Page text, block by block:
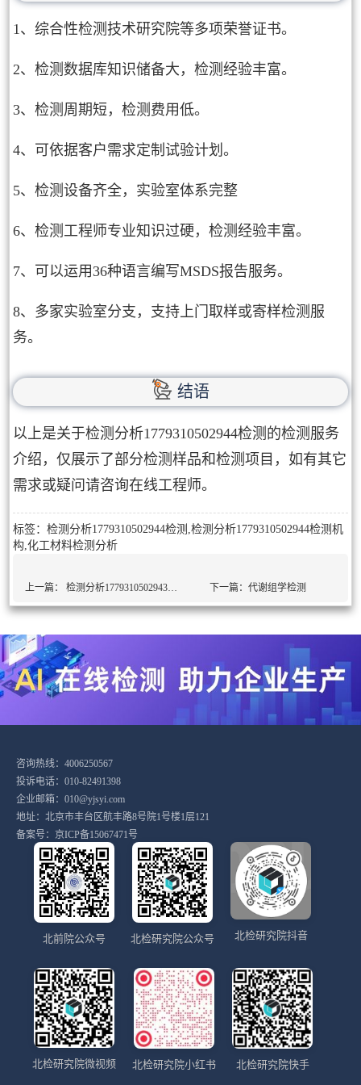
1、综合性检测技术研究院等多项荣誉证书。
2、检测数据库知识储备大，检测经验丰富。
3、检测周期短，检测费用低。
4、可依据客户需求定制试验计划。
5、检测设备齐全，实验室体系完整
6、检测工程师专业知识过硬，检测经验丰富。
7、可以运用36种语言编写MSDS报告服务。
8、多家实验室分支，支持上门取样或寄样检测服
务。
结语
以上是关于检测分析1779310502944检测的检测服务
介绍，仅展示了部分检测样品和检测项目，如有其它
需求或疑问请咨询在线工程师。
标签：检测分析1779310502944检测,检测分析1779310502944检测机
构,化工材料检测分析
上一篇：检测分析1779310502943检测 下一篇：代谢组学检测
咨询热线：4006250567
投诉电话：010-82491398
企业邮箱：010@yjsyi.com
地址：北京市丰台区航丰路8号院1号楼1层121
备案号： 京ICP备15067471号
北前院公众号 北检研究院公众号 北检研究院抖音
北检研究院微视频 北检研究院小红书 北检研究院快手